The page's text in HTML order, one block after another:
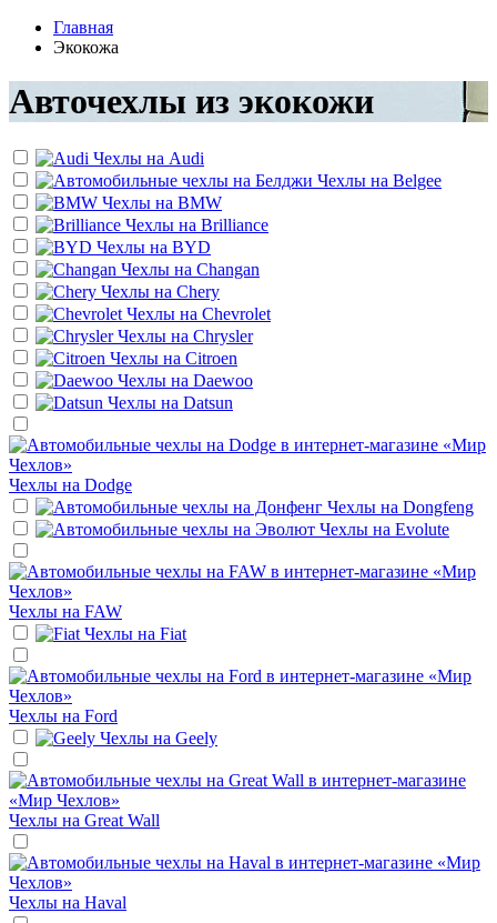
Главная
Экокожа
Авточехлы из экокожи
Чехлы на Audi
Чехлы на Belgee
Чехлы на BMW
Чехлы на Brilliance
Чехлы на BYD
Чехлы на Changan
Чехлы на Chery
Чехлы на Chevrolet
Чехлы на Chrysler
Чехлы на Citroen
Чехлы на Daewoo
Чехлы на Datsun
Чехлы на Dodge
Чехлы на Dongfeng
Чехлы на Evolute
Чехлы на FAW
Чехлы на Fiat
Чехлы на Ford
Чехлы на Geely
Чехлы на Great Wall
Чехлы на Haval